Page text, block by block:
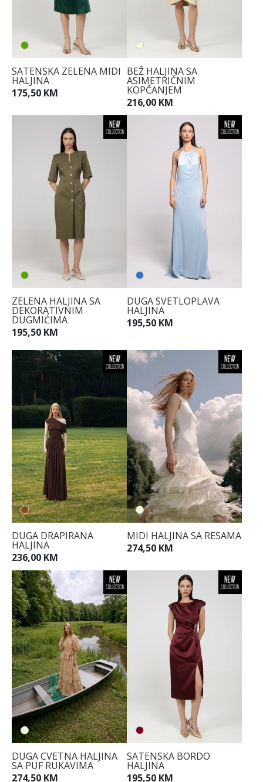
SATENSKA ZELENA MIDI
HALJINA
175,50 KM
BEŽ HALJINA SA
ASIMETRIČNIM
KOPČANJEM
216,00 KM
ZELENA HALJINA SA
DEKORATIVNIM
DUGMIĆIMA
195,50 KM
DUGA SVETLOPLAVA
HALJINA
195,50 KM
DUGA DRAPIRANA
HALJINA
236,00 KM
MIDI HALJINA SA RESAMA
274,50 KM
DUGA CVETNA HALJINA
SA PUF RUKAVIMA
274,50 KM
SATENSKA BORDO
HALJINA
195,50 KM